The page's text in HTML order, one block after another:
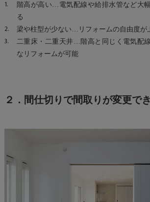
階高が高い…電気配線や給排水管など大
る
梁や柱型が少ない…リフォームの自由度が
二重床・二重天井…階高と同じく電気配
なリフォームが可能
２．間仕切りで間取りが変更で